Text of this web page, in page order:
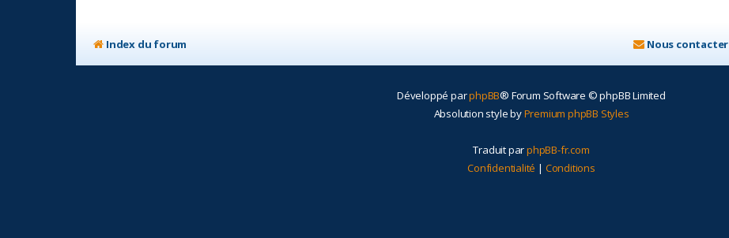
Index du forum Nous contacter
Développé parphpBB® Forum Software © phpBB Limited
Absolution style byPremium phpBB Styles
Traduit parphpBB-fr.com
Confidentialité | Conditions